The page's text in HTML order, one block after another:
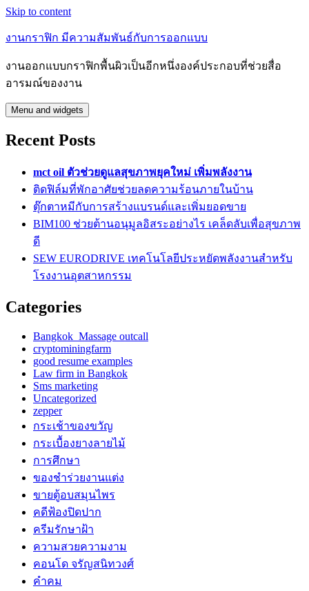
Skip to content
งานกราฟิก มีความสัมพันธ์กับการออกแบบ
งานออกแบบกราฟิกพื้นผิวเป็นอีกหนึ่งองค์ประกอบที่ช่วยสื่อ
อารมณ์ของงาน
Menu and widgets
Recent Posts
mct oil ตัวช่วยดูแลสุขภาพยุคใหม่ เพิ่มพลังงาน
ติดฟิล์มที่พักอาศัยช่วยลดความร้อนภายในบ้าน
ตุ๊กตาหมีกับการสร้างแบรนด์และเพิ่มยอดขาย
BIM100 ช่วยต้านอนุมูลอิสระอย่างไร เคล็ดลับเพื่อสุขภาพ
ดี
SEW EURODRIVE เทคโนโลยีประหยัดพลังงานสำหรับ
โรงงานอุตสาหกรรม
Categories
Bangkok Massage outcall
cryptominingfarm
good resume examples
Law firm in Bangkok
Sms marketing
Uncategorized
zepper
กระเช้าของขวัญ
กระเบื้องยางลายไม้
การศึกษา
ของชำร่วยงานแต่ง
ขายตู้อบสมุนไพร
คดีฟ้องปิดปาก
ครีมรักษาฝ้า
ความสวยความงาม
คอนโด จรัญสนิทวงศ์
คำคม